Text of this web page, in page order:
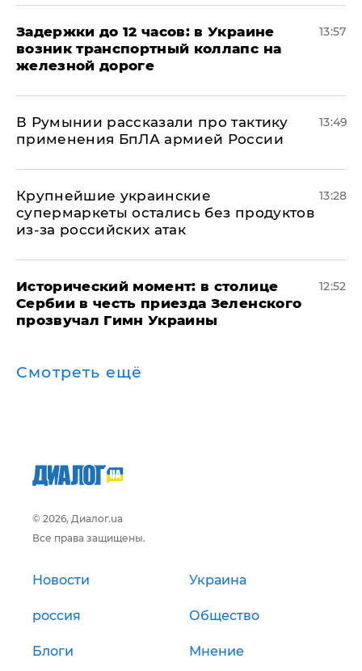
Задержки до 12 часов: в Украине
возник транспортный коллапс на
железной дороге
13:57
В Румынии рассказали про тактику
применения БпЛА армией России
13:49
Крупнейшие украинские
супермаркеты остались без продуктов
из-за российских атак
13:28
Исторический момент: в столице
Сербии в честь приезда Зеленского
прозвучал Гимн Украины
12:52
Смотреть ещё
© 2026, Диалог.ua
Все права защищены.
Новости Украина
россия Общество
Блоги Мнение